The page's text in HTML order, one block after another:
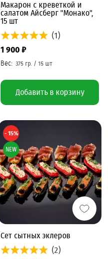
Макарон с креветкой и
салатом Айсберг "Монако",
15 шт
(1)
1 900 ₽
Добавить в корзину
Сет сытных эклеров
(2)
- 15%
NEW